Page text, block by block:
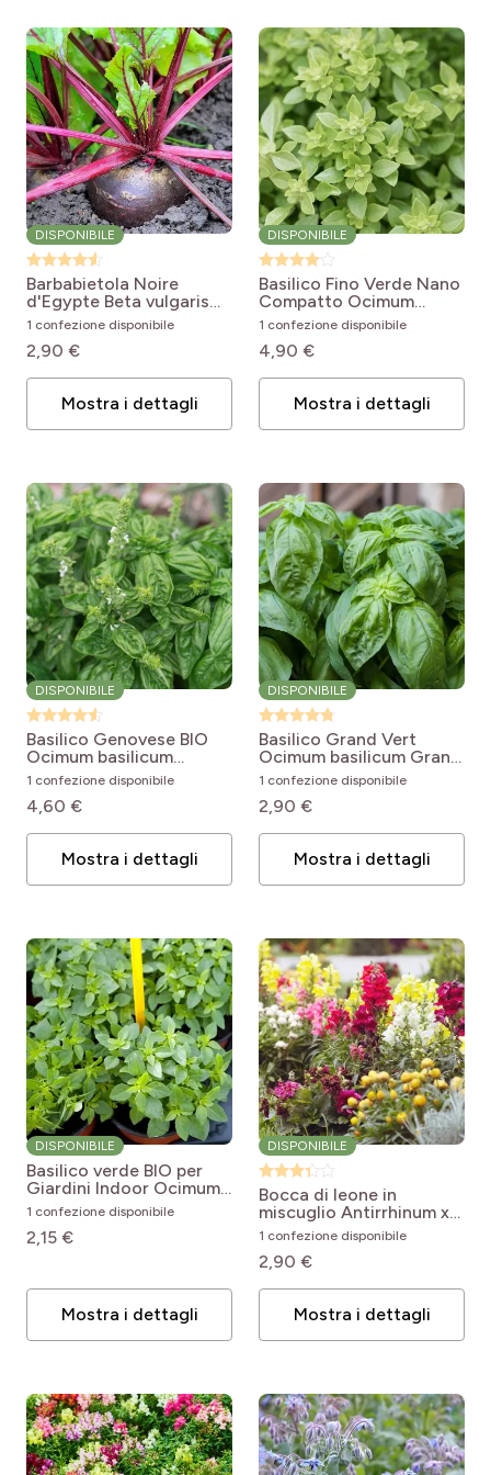
DISPONIBILE
Barbabietola Noire
d'Egypte Beta vulgaris
noire plate d'Egypte
1 confezione disponibile
2,90 €
Mostra i dettagli
DISPONIBILE
Basilico Fino Verde Nano
Compatto Ocimum
basilicum Fin Vert
1 confezione disponibile
4,90 €
Mostra i dettagli
DISPONIBILE
Basilico Genovese BIO
Ocimum basilicum
Genovese
1 confezione disponibile
4,60 €
Mostra i dettagli
DISPONIBILE
Basilico Grand Vert
Ocimum basilicum Grand
Vert
1 confezione disponibile
2,90 €
Mostra i dettagli
DISPONIBILE
Basilico verde BIO per
Giardini Indoor Ocimum
basilicum Grand vert
1 confezione disponibile
2,15 €
Mostra i dettagli
DISPONIBILE
Bocca di leone in
miscuglio Antirrhinum x
majus Maximum varié
1 confezione disponibile
2,90 €
Mostra i dettagli